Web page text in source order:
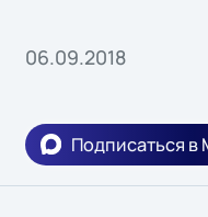
06.09.2018
Подписаться в